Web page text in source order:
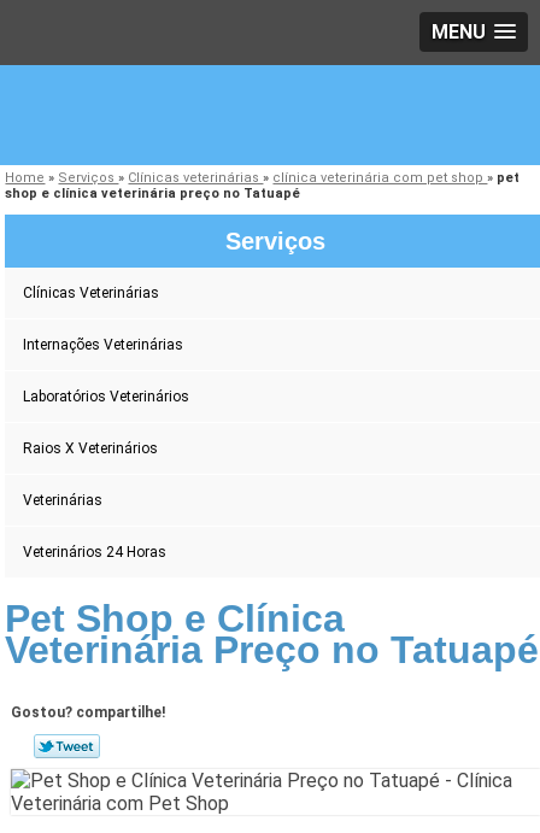
MENU
Home » Serviços» Clínicas veterinárias» clínica veterinária com pet shop» pet
shop e clínica veterinária preço no Tatuapé
Serviços
Clínicas Veterinárias
Internações Veterinárias
Laboratórios Veterinários
Raios X Veterinários
Veterinárias
Veterinários 24 Horas
Pet Shop e Clínica
Veterinária Preço no Tatuapé
Gostou? compartilhe!